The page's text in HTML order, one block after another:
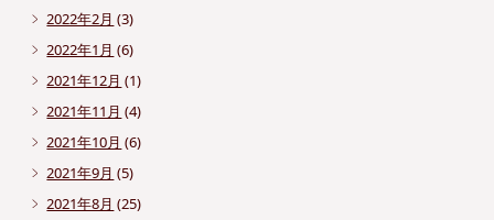
2022年2月 (3)
2022年1月 (6)
2021年12月 (1)
2021年11月 (4)
2021年10月 (6)
2021年9月 (5)
2021年8月 (25)